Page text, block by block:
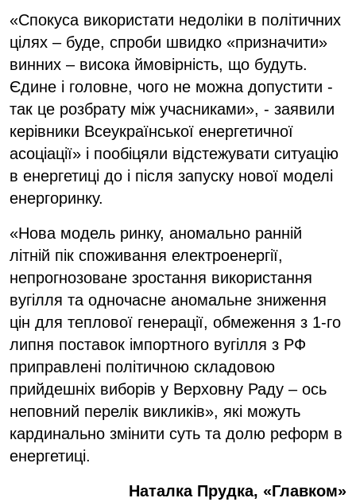
«Спокуса використати недоліки в політичних
цілях – буде, спроби швидко «призначити»
винних – висока ймовірність, що будуть.
Єдине і головне, чого не можна допустити -
так це розбрату між учасниками», - заявили
керівники Всеукраїнської енергетичної
асоціації» і пообіцяли відстежувати ситуацію
в енергетиці до і після запуску нової моделі
енергоринку.
«Нова модель ринку, аномально ранній
літній пік споживання електроенергії,
непрогнозоване зростання використання
вугілля та одночасне аномальне зниження
цін для теплової генерації, обмеження з 1-го
липня поставок імпортного вугілля з РФ
приправлені політичною складовою
прийдешніх виборів у Верховну Раду – ось
неповний перелік викликів», які можуть
кардинально змінити суть та долю реформ в
енергетиці.
Наталка Прудка, «Главком»